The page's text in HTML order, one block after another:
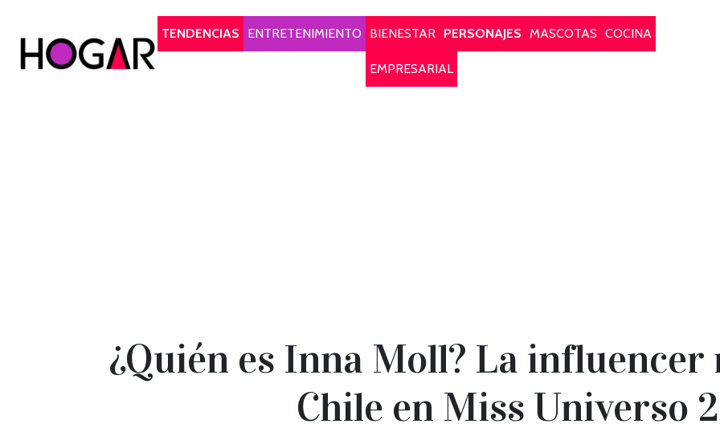
TENDENCIAS
ENTRETENIMIENTO BIENESTAR PERSONAJES MASCOTAS COCINA
EMPRESARIAL
¿Quién es Inna Moll? La
Chile en Miss Universo